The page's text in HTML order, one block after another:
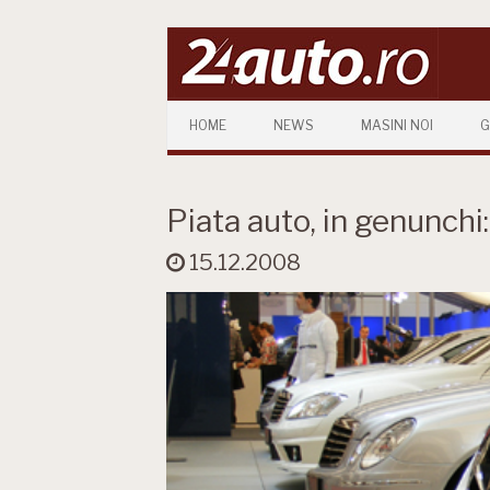
HOME NEWS MASINI NOI
Piata auto, in
15.12.2008